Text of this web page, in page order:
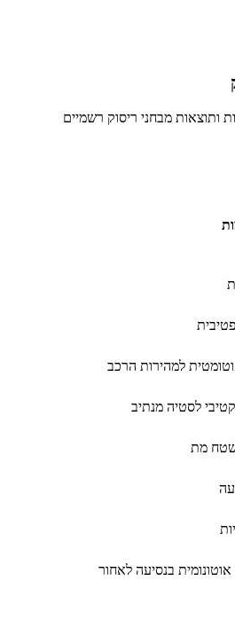
ותוצאות מבחני ריסוק רשמיים